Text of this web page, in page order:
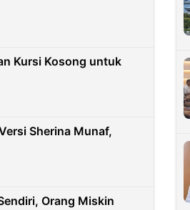
Kursi Kosong untuk
Sherina Munaf,
Orang Miskin